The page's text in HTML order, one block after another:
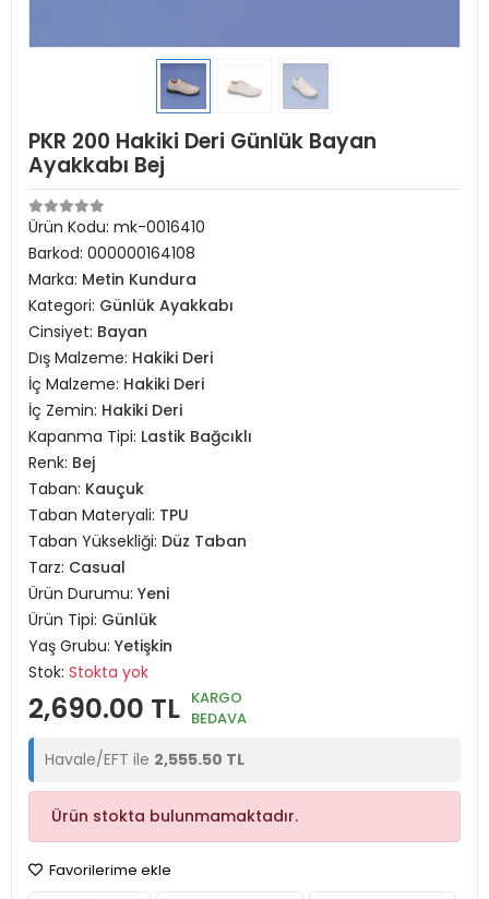
PKR 200 Hakiki Deri Günlük Bayan
Ayakkabı Bej
Ürün Kodu: mk-0016410
Barkod: 000000164108
Marka: Metin Kundura
Kategori: Günlük Ayakkabı
Cinsiyet: Bayan
Dış Malzeme: Hakiki Deri
İç Malzeme: Hakiki Deri
İç Zemin: Hakiki Deri
Kapanma Tipi: Lastik Bağcıklı
Renk: Bej
Taban: Kauçuk
Taban Materyali: TPU
Taban Yüksekliği: Düz Taban
Tarz: Casual
Ürün Durumu: Yeni
Ürün Tipi: Günlük
Yaş Grubu: Yetişkin
Stok: Stokta yok
2,690.00 TL KARGO
BEDAVA
Havale/EFT ile 2,555.50 TL
Ürün stokta bulunmamaktadır.
Favorilerime ekle